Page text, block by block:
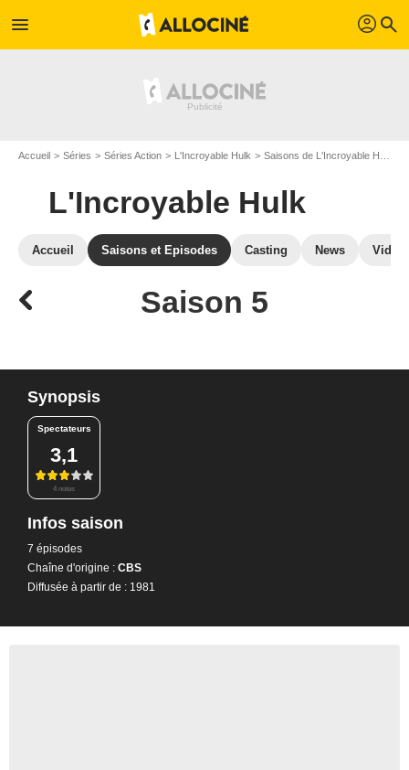
menu profil search
Accueil Séries Séries Action L'Incroyable Hulk Saisons de L'Incroyable Hulk
L'Incroyable Hulk
Accueil Saisons et Episodes Casting News
Saison 5
Synopsis
Spectateurs
3,1
4 notes
Infos saison
7 épisodes
Chaîne d'origine : CBS
Diffusée à partir de : 1981